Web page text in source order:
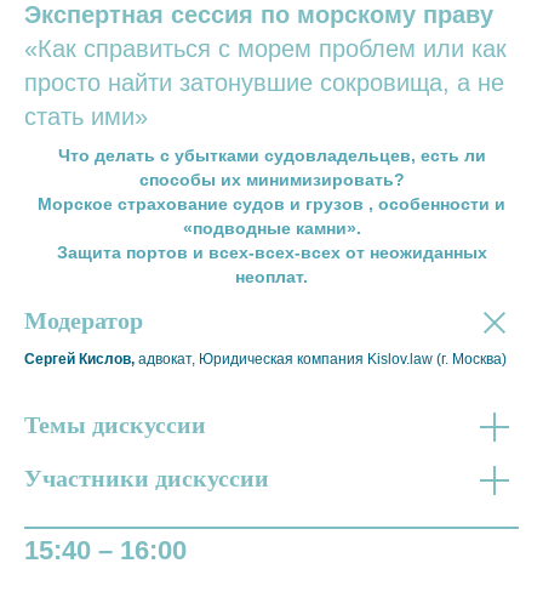
Экспертная сессия по морскому праву
«Как справиться с морем проблем или как
просто найти затонувшие сокровища, а не
стать ими»
Что делать с убытками судовладельцев, есть ли
способы их минимизировать?
Морское страхование судов и грузов , особенности и
«подводные камни».
Защита портов и всех-всех-всех от неожиданных
неоплат.
Модератор
Сергей Кислов, адвокат, Юридическая компания Kislov.law (г. Москва)
Темы дискуссии
Участники дискуссии
15:40 – 16:00